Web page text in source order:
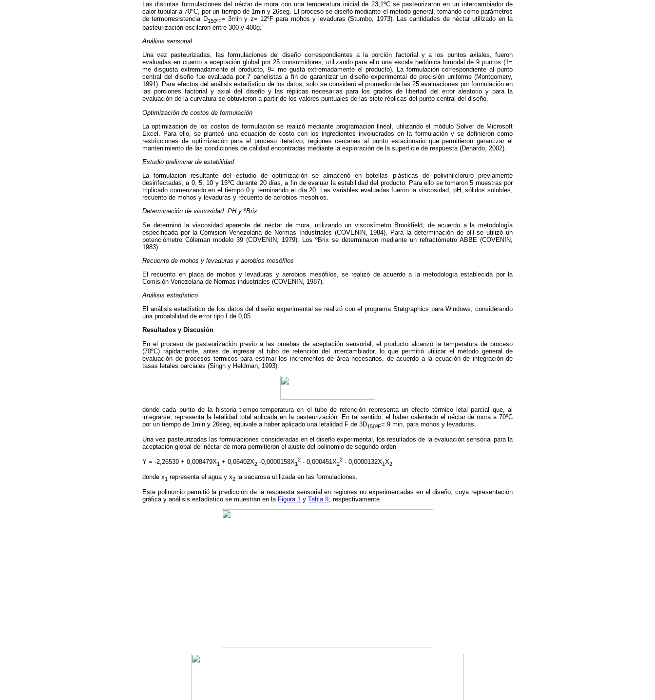
Las distintas formulaciones del néctar de mora con una temperatura inicial de 23,1ºC se pasteurizaron en un intercambiador de
calor tubular a 70ºC, por un tiempo de 1min y 26seg. El proceso se diseñó mediante el método general, tomando como parámetros
de termorresistencia D150ºF= 3min y z= 12ºF para mohos y levaduras (Stumbo, 1973). Las cantidades de néctar utilizado en la
pasteurización oscilaron entre 300 y 400g.
Análisis sensorial
Una vez pasteurizadas, las formulaciones del diseño correspondientes a la porción factorial y a los puntos axiales, fueron
evaluadas en cuanto a aceptación global por 25 consumidores, utilizando para ello una escala hedónica bimodal de 9 puntos (1=
me disgusta extremadamente el producto, 9= me gusta extremadamente el producto). La formulación correspondiente al punto
central del diseño fue evaluada por 7 panelistas a fin de garantizar un diseño experimental de precisión uniforme (Montgomery,
1991). Para efectos del análisis estadístico de los datos, solo se consideró el promedio de las 25 evaluaciones por formulación en
las porciones factorial y axial del diseño y las réplicas necesarias para los grados de libertad del error aleatorio y para la
evaluación de la curvatura se obtuvieron a partir de los valores puntuales de las siete réplicas del punto central del diseño.
Optimización de costos de formulación
La optimización de los costos de formulación se realizó mediante programación lineal, utilizando el módulo Solver de Microsoft
Excel. Para ello, se planteó una ecuación de costo con los ingredientes involucrados en la formulación y se definieron como
restricciones de optimización para el proceso iterativo, regiones cercanas al punto estacionario que permitieron garantizar el
mantenimiento de las condiciones de calidad encontradas mediante la exploración de la superficie de respuesta (Denardo, 2002).
Estudio preliminar de estabilidad
La formulación resultante del estudio de optimización se almacenó en botellas plásticas de polivinilcloruro previamente
desinfectadas, a 0, 5, 10 y 15ºC durante 20 días, a fin de evaluar la estabilidad del producto. Para ello se tomaron 5 muestras por
triplicado comenzando en el tiempo 0 y terminando el día 20. Las variables evaluadas fueron la viscosidad, pH, sólidos solubles,
recuento de mohos y levaduras y recuento de aerobios mesófilos.
Determinación de viscosidad. PH y ºBrix
Se determinó la viscosidad aparente del néctar de mora, utilizando un viscosímetro Brookfield, de acuerdo a la metodología
especificada por la Comisión Venezolana de Normas Industriales (COVENIN, 1984). Para la determinación de pH se utilizó un
potenciómetro Cóleman modelo 39 (COVENIN, 1979). Los ºBrix se determinaron mediante un refractómetro ABBE (COVENIN,
1983).
Recuento de mohos y levaduras y aerobios mesófilos
El recuento en placa de mohos y levaduras y aerobios mesófilos, se realizó de acuerdo a la metodología establecida por la
Comisión Venezolana de Normas industriales (COVENIN, 1987).
Análisis estadístico
El análisis estadístico de los datos del diseño experimental se realizó con el programa Statgraphics para Windows, considerando
una probabilidad de error tipo I de 0,05.
Resultados y Discusión
En el proceso de pasteurización previo a las pruebas de aceptación sensorial, el producto alcanzó la temperatura de proceso
(70ºC) rápidamente, antes de ingresar al tubo de retención del intercambiador, lo que permitió utilizar el método general de
evaluación de procesos térmicos para estimar los incrementos de área necesarios, de acuerdo a la ecuación de integración de
tasas letales parciales (Singh y Heldman, 1993):
donde cada punto de la historia tiempo-temperatura en el tubo de retención representa un efecto térmico letal parcial que, al
integrarse, representa la letalidad total aplicada en la pasteurización. En tal sentido, el haber calentado el néctar de mora a 70ºC
por un tiempo de 1min y 26seg, equivale a haber aplicado una letalidad F de 3D150ºF= 9 min, para mohos y levaduras.
Una vez pasteurizadas las formulaciones consideradas en el diseño experimental, los resultados de la evaluación sensorial para la
aceptación global del néctar de mora permitieron el ajuste del polinomio de segundo orden
Y = -2,26539 + 0,008479X1 + 0,06402X2 -0,0000158X1
2 - 0,000451X2
2 - 0,0000132X1X2
donde x1 representa el agua y x2 la sacarosa utilizada en las formulaciones.
Este polinomio permitió la predicción de la respuesta sensorial en regiones no experimentadas en el diseño, cuya representación
gráfica y análisis estadístico se muestran en la Figura 1 y Tabla II , respectivamente.